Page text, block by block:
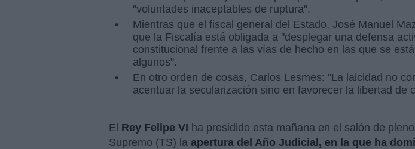
"voluntades inaceptables de ruptura".
Mientras que el fiscal general del Estado, José Manuel
que la Fiscalía está obligada a "desplegar una defensa
constitucional frente a las vías de hecho en las que se
algunos".
En otro orden de cosas, Carlos Lesmes: "La laicidad no
acentuar la secularización sino en favorecer la libertad de
El Rey Felipe VI ha presidido esta mañana en el salón de
Supremo (TS) la apertura del Año Judicial, en la que ha